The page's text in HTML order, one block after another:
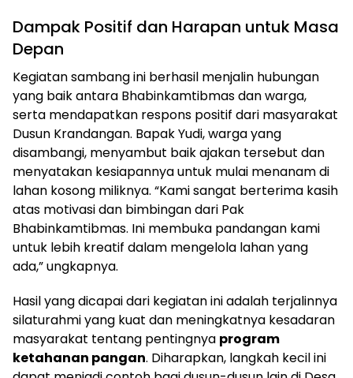
Dampak Positif dan Harapan untuk Masa
Depan
Kegiatan sambang ini berhasil menjalin hubungan
yang baik antara Bhabinkamtibmas dan warga,
serta mendapatkan respons positif dari masyarakat
Dusun Krandangan. Bapak Yudi, warga yang
disambangi, menyambut baik ajakan tersebut dan
menyatakan kesiapannya untuk mulai menanam di
lahan kosong miliknya. “Kami sangat berterima kasih
atas motivasi dan bimbingan dari Pak
Bhabinkamtibmas. Ini membuka pandangan kami
untuk lebih kreatif dalam mengelola lahan yang
ada,” ungkapnya.
Hasil yang dicapai dari kegiatan ini adalah terjalinnya
silaturahmi yang kuat dan meningkatnya kesadaran
masyarakat tentang pentingnya program
ketahanan pangan. Diharapkan, langkah kecil ini